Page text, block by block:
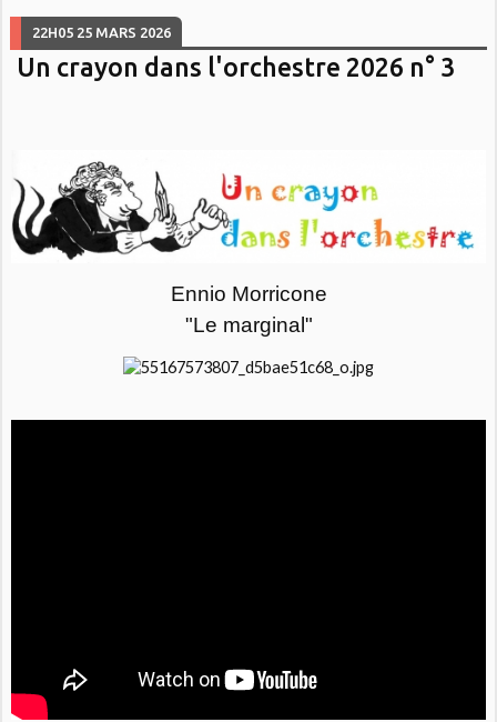
22H05 25 MARS 2026
Un crayon dans l'orchestre 2026 n° 3
Ennio Morricone
"Le marginal"